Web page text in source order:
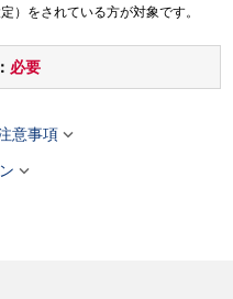
）をされている方が対象です。
必要
意事項
